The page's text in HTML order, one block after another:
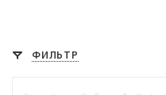
ФИЛЬТР